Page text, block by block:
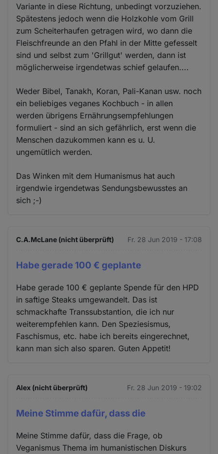
Variante in diese Richtung, unbedingt vorzuziehen.
Spätestens jedoch wenn die Holzkohle vom Grill
zum Scheiterhaufen getragen wird, wo dann die
Fleischfreunde an den Pfahl in der Mitte gefesselt
sind und selbst zum 'Grillgut' werden, dann ist
möglicherweise irgendetwas schief gelaufen....
Weder Bibel, Tanakh, Koran, Pali-Kanan usw. noch
ein beliebiges veganes Kochbuch - in allen
werden übrigens Ernährungsempfehlungen
formuliert - sind an sich gefährlich, erst wenn die
Menschen dazukommen kann es u. U.
ungemütlich werden.
Das Winken mit dem Humanismus hat auch
irgendwie irgendetwas Sendungsbewusstes an
sich ;-)
C.A.McLane (nicht überprüft) Fr. 28 Jun 2019 - 17:08
Habe gerade 100 € geplante
Habe gerade 100 € geplante Spende für den HPD
in saftige Steaks umgewandelt. Das ist
schmackhafte Transsubstantion, die ich nur
weiterempfehlen kann. Den Speziesismus,
Faschismus, etc. habe ich bereits eingerechnet,
kann man sich also sparen. Guten Appetit!
Alex (nicht überprüft) Fr. 28 Jun 2019 - 19:02
Meine Stimme dafür, dass die
Meine Stimme dafür, dass die Frage, ob
Veganismus Thema im humanistischen Diskurs